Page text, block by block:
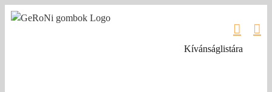
Kihagyás
Kívánságlistára